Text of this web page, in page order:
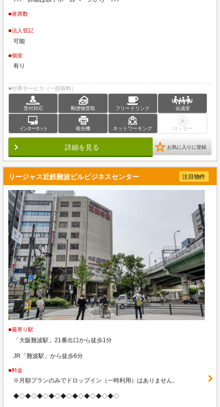
■座席数
■法人登記
可能
■個室
有り
■付帯サービス（一部有料）
受付対応 郵便物受取 フリードリンク 会議室
インターネット 複合機 ネットワーキング ロッカー
詳細を見る お気に入りに登録
リージャス近鉄難波ビルビジネスセンター 注目物件
■最寄り駅
「大阪難波駅」21番出口から徒歩1分
JR「難波駅」から徒歩6分
■料金
※月額プランのみでドロップイン（一時利用）はありません。
◆◇◆◇◆◇◆◇◆◇◆◇◆◇◆◇◆◇